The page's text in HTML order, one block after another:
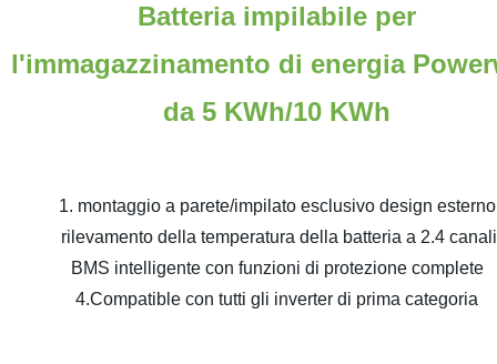
Batteria impilabile per
l'immagazzinamento di energia
da 5 KWh/10 KWh
1. montaggio a parete/impilato esclusivo design esterno
rilevamento della temperatura della batteria a 2.4 canali
BMS intelligente con funzioni di protezione complete
4.Compatible con tutti gli inverter di prima categoria